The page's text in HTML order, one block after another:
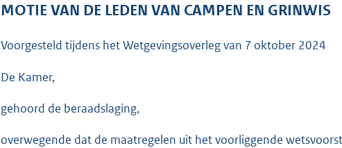
t
e
MOTIE VAN DE LEDEN VAN CAMPEN EN GRINWIS
Voorgesteld tijdens het Wetgevingsoverleg van 7 oktober 2024
De Kamer,
gehoord de beraadslaging,
overwegende dat de maatregelen uit het voorliggende